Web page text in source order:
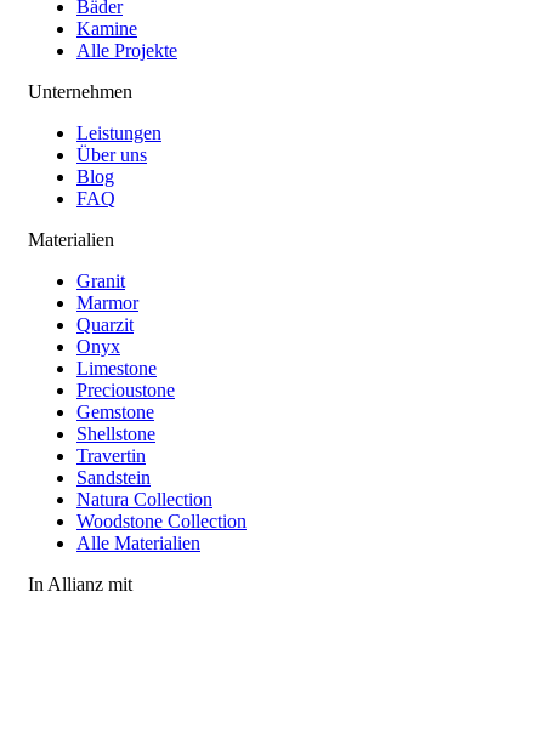
Bäder
Kamine
Alle Projekte
Unternehmen
Leistungen
Über uns
Blog
FAQ
Materialien
Granit
Marmor
Quarzit
Onyx
Limestone
Precioustone
Gemstone
Shellstone
Travertin
Sandstein
Natura Collection
Woodstone Collection
Alle Materialien
In Allianz mit